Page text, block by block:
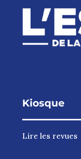
Kiosque
Lire les revues